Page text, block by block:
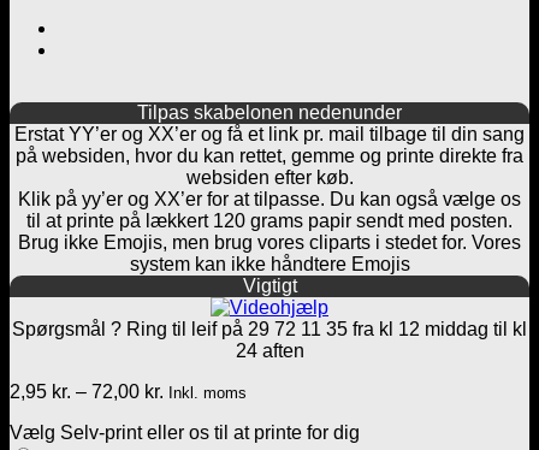
Tilpas skabelonen nedenunder
Erstat YY’er og XX’er og få et link pr. mail tilbage til din sang
på websiden, hvor du kan rettet, gemme og printe direkte fra
websiden efter køb.
Klik på yy’er og XX’er for at tilpasse. Du kan også vælge os
til at printe på lækkert 120 grams papir sendt med posten.
Brug ikke Emojis, men brug vores cliparts i stedet for. Vores
system kan ikke håndtere Emojis
Vigtigt
Spørgsmål ? Ring til leif på 29 72 11 35 fra kl 12 middag til kl
24 aften
2,95 kr. – 72,00 kr. Prisinterval:
til
Inkl. moms
Vælg Selv-print eller os til at printe for dig